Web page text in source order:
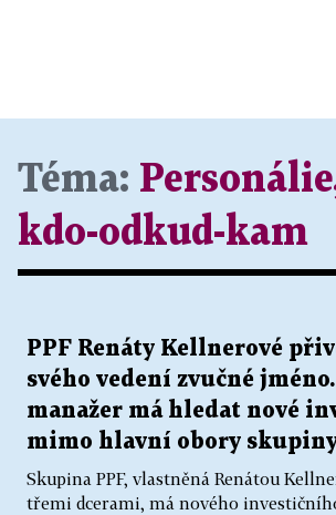
Téma:
kdo-odkud-kam
PPF Renáty Kellnerové
svého vedení zvučné
manažer má hledat nové
mimo hlavní obory
Skupina PPF, vlastněná Renátou
třemi dcerami, má nového